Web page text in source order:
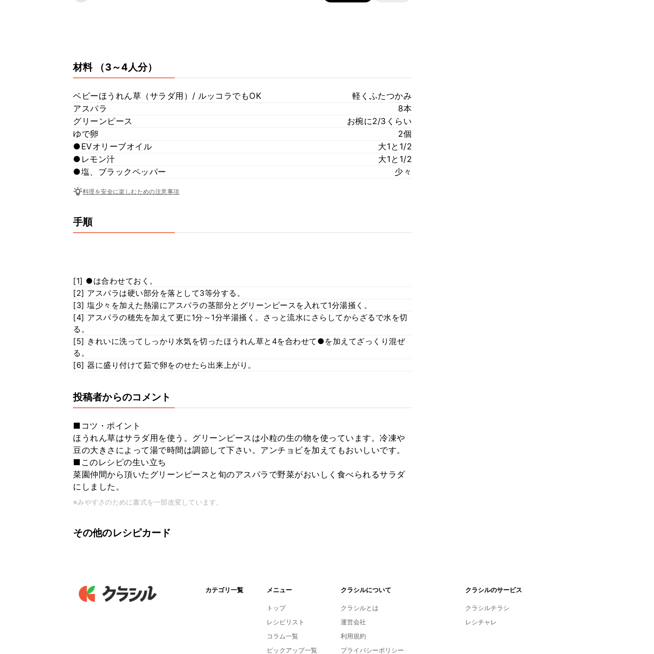
材料 （3～4人分）
ベビーほうれん草（サラダ用）/ ルッコラでもOK
軽くふたつかみ
アスパラ
8本
グリーンピース
お椀に2/3くらい
ゆで卵
2個
●EVオリーブオイル
大1と1/2
●レモン汁
大1と1/2
●塩、ブラックペッパー
少々
料理を安全に楽しむための注意事項
手順
[1] ●は合わせておく。
[2] アスパラは硬い部分を落として3等分する。
[3] 塩少々を加えた熱湯にアスパラの茎部分とグリーンピースを入れて1分湯掻く。
[4] アスパラの穂先を加えて更に1分～1分半湯掻く。さっと流水にさらしてからざるで水を切
る。
[5] きれいに洗ってしっかり水気を切ったほうれん草と4を合わせて●を加えてざっくり混ぜ
る。
[6] 器に盛り付けて茹で卵をのせたら出来上がり。
投稿者からのコメント
■コツ・ポイント
ほうれん草はサラダ用を使う。グリーンピースは小粒の生の物を使っています。冷凍や
豆の大きさによって湯で時間は調節して下さい。アンチョビを加えてもおいしいです。
■このレシピの生い立ち
菜園仲間から頂いたグリーンピースと旬のアスパラで野菜がおいしく食べられるサラダ
にしました。
※みやすさのために書式を一部改変しています。
その他のレシピカード
カテゴリ一覧 メニュー
トップ
レシピリスト
コラム一覧
ピックアップ一覧
クラシルについて
クラシルとは
運営会社
利用規約
プライバシーポリシー
クラシルのサービス
クラシルチラシ
レシチャレ